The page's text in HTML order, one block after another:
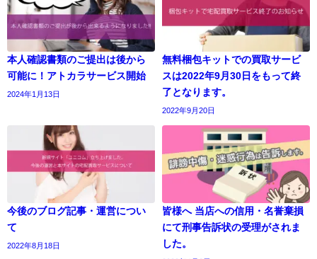
本人確認書類のご提出は後から
可能に！アトカラサービス開始
2024年1月13日
無料梱包キットでの買取サービ
スは2022年9月30日をもって終
了となります。
2022年9月20日
今後のブログ記事・運営につい
て
2022年8月18日
皆様へ 当店への信用・名誉棄損
にて刑事告訴状の受理がされま
した。